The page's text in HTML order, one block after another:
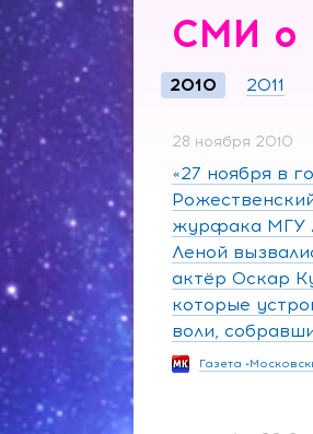
СМИ о
2010 2011
28 ноября 2010
«27 ноября в
журфака МГУ
Леной
актёр Оскар
которые
воли,
Газета